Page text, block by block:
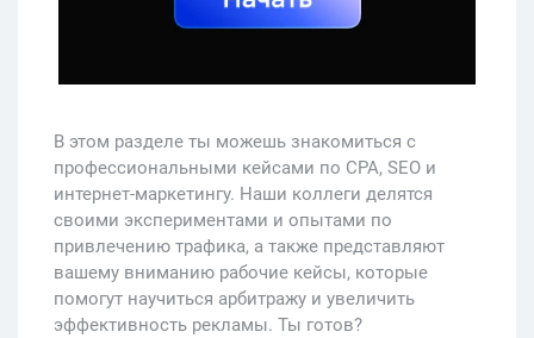
В этом разделе ты можешь знакомиться с
профессиональными кейсами по CPA, SEO и
интернет-маркетингу. Наши коллеги делятся
своими экспериментами и опытами по
привлечению трафика, а также представляют
вашему вниманию рабочие кейсы, которые
помогут научиться арбитражу и увеличить
эффективность рекламы. Ты готов?